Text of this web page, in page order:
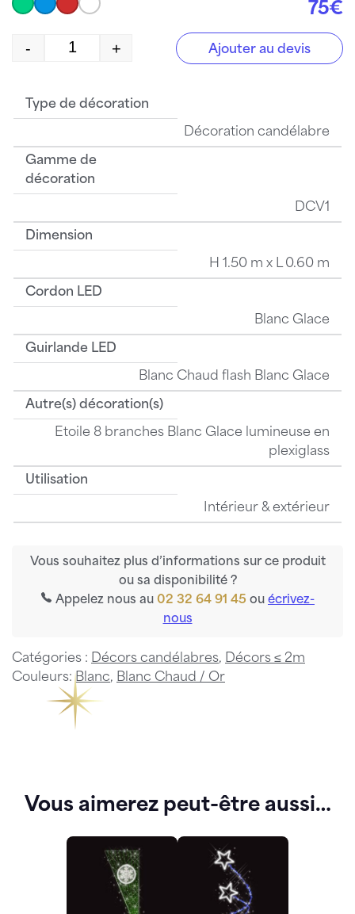
75€
quantité de V1500211LWW
- + Ajouter au devis
Type de décoration
Décoration candélabre
Gamme de
décoration
DCV1
Dimension
H 1.50 m x L 0.60 m
Cordon LED
Blanc Glace
Guirlande LED
Blanc Chaud flash Blanc Glace
Autre(s) décoration(s)
Etoile 8 branches Blanc Glace lumineuse en
plexiglass
Utilisation
Intérieur & extérieur
Vous souhaitez plus d’informations sur ce produit
ou sa disponibilité ?
Appelez nous au 02 32 64 91 45 ou écrivez-
nous
Catégories : Décors candélabres, Décors ≤ 2m
Couleurs:Blanc, Blanc Chaud / Or
Vous aimerez peut-être aussi…